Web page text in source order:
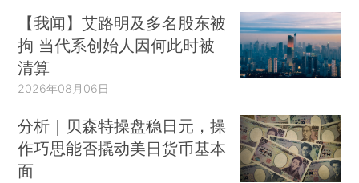
【我闻】艾路明及多名股东被
拘 当代系创始人因何此时被
清算
2026年08月06日
分析｜贝森特操盘稳日元，操
作巧思能否撬动美日货币基本
面